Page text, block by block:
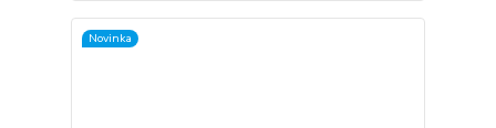
Novinka